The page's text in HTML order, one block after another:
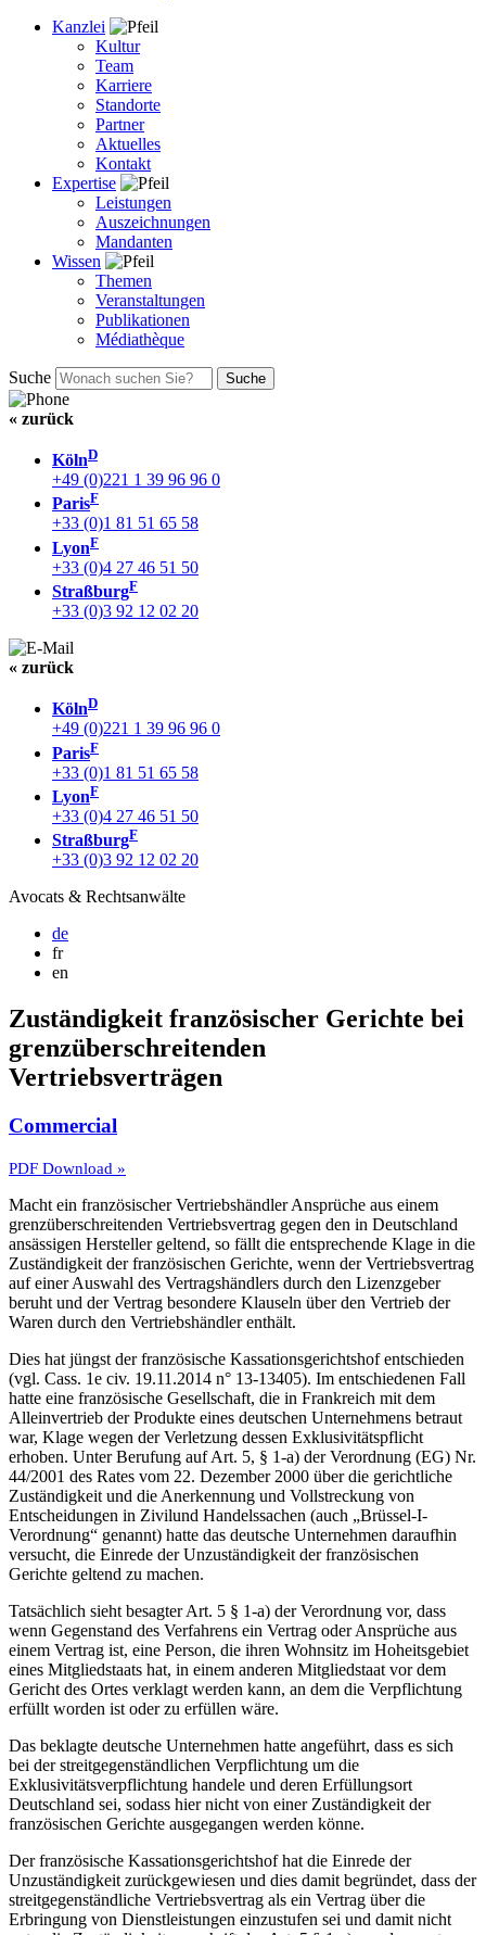
Kanzlei
Kultur
Team
Karriere
Standorte
Partner
Aktuelles
Kontakt
Expertise
Leistungen
Auszeichnungen
Mandanten
Wissen
Themen
Veranstaltungen
Publikationen
Médiathèque
Suche
« zurück
KölnD
+49 (0)221 1 39 96 96 0
ParisF
+33 (0)1 81 51 65 58
LyonF
+33 (0)4 27 46 51 50
StraßburgF
+33 (0)3 92 12 02 20
« zurück
KölnD
+49 (0)221 1 39 96 96 0
ParisF
+33 (0)1 81 51 65 58
LyonF
+33 (0)4 27 46 51 50
StraßburgF
+33 (0)3 92 12 02 20
Avocats & Rechtsanwälte
de
fr
en
Zuständigkeit französischer Gerichte bei
grenzüberschreitenden
Vertriebsverträgen
Commercial
PDF Download »
Macht ein französischer Vertriebshändler Ansprüche aus einem
grenzüberschreitenden Vertriebsvertrag gegen den in Deutschland
ansässigen Hersteller geltend, so fällt die entsprechende Klage in die
Zuständigkeit der französischen Gerichte, wenn der Vertriebsvertrag
auf einer Auswahl des Vertragshändlers durch den Lizenzgeber
beruht und der Vertrag besondere Klauseln über den Vertrieb der
Waren durch den Vertriebshändler enthält.
Dies hat jüngst der französische Kassationsgerichtshof entschieden
(vgl. Cass. 1e civ. 19.11.2014 n° 13-13405). Im entschiedenen Fall
hatte eine französische Gesellschaft, die in Frankreich mit dem
Alleinvertrieb der Produkte eines deutschen Unternehmens betraut
war, Klage wegen der Verletzung dessen Exklusivitätspflicht
erhoben. Unter Berufung auf Art. 5, § 1-a) der Verordnung (EG) Nr.
44/2001 des Rates vom 22. Dezember 2000 über die gerichtliche
Zuständigkeit und die Anerkennung und Vollstreckung von
Entscheidungen in Zivilund Handelssachen (auch „Brüssel-I-
Verordnung“ genannt) hatte das deutsche Unternehmen daraufhin
versucht, die Einrede der Unzuständigkeit der französischen
Gerichte geltend zu machen.
Tatsächlich sieht besagter Art. 5 § 1-a) der Verordnung vor, dass
wenn Gegenstand des Verfahrens ein Vertrag oder Ansprüche aus
einem Vertrag ist, eine Person, die ihren Wohnsitz im Hoheitsgebiet
eines Mitgliedstaats hat, in einem anderen Mitgliedstaat vor dem
Gericht des Ortes verklagt werden kann, an dem die Verpflichtung
erfüllt worden ist oder zu erfüllen wäre.
Das beklagte deutsche Unternehmen hatte angeführt, dass es sich
bei der streitgegenständlichen Verpflichtung um die
Exklusivitätsverpflichtung handele und deren Erfüllungsort
Deutschland sei, sodass hier nicht von einer Zuständigkeit der
französischen Gerichte ausgegangen werden könne.
Der französische Kassationsgerichtshof hat die Einrede der
Unzuständigkeit zurückgewiesen und dies damit begründet, dass der
streitgegenständliche Vertriebsvertrag als ein Vertrag über die
Erbringung von Dienstleistungen einzustufen sei und damit nicht